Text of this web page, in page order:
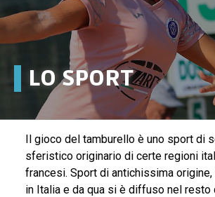
LA STORIA
LO SPORT
FEDERAZIONE INTERNAZIONALE
LO SPORT
Il gioco del tamburello è uno sport di
sferistico originario di certe regioni
francesi. Sport di antichissima
in Italia e da qua si è diffuso nel resto